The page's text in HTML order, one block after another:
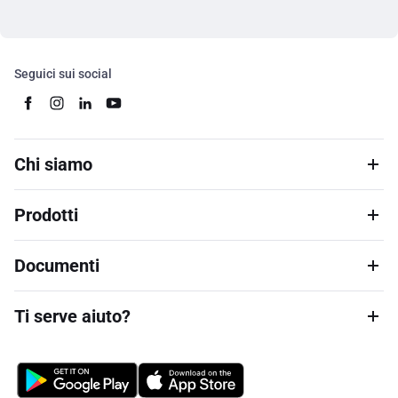
Seguici sui social
Chi siamo
Prodotti
Documenti
Ti serve aiuto?